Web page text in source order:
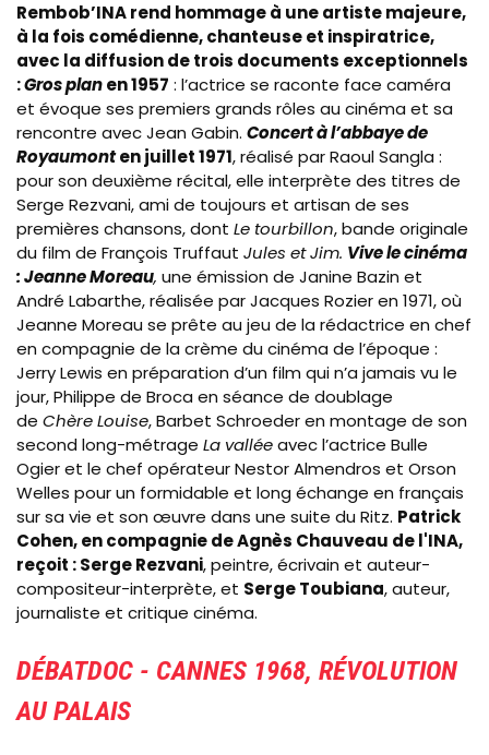
Rembob’INA rend hommage à une artiste majeure,
à la fois comédienne, chanteuse et inspiratrice,
avec la diffusion de trois documents exceptionnels
:Gros planen 1957 : l’actrice se raconte face caméra
et évoque ses premiers grands rôles au cinéma et sa
rencontre avec Jean Gabin. Concert à l’abbaye de
Royaumonten juillet 1971, réalisé par Raoul Sangla :
pour son deuxième récital, elle interprète des titres de
Serge Rezvani, ami de toujours et artisan de ses
premières chansons, dont Le tourbillon, bande originale
du film de François Truffaut Jules et Jim. Vive le cinéma
: Jeanne Moreau, une émission de Janine Bazin et
André Labarthe, réalisée par Jacques Rozier en 1971, où
Jeanne Moreau se prête au jeu de la rédactrice en chef
en compagnie de la crème du cinéma de l’époque :
Jerry Lewis en préparation d’un film qui n’a jamais vu le
jour, Philippe de Broca en séance de doublage
de Chère Louise, Barbet Schroeder en montage de son
second long-métrage La valléeavec l’actrice Bulle
Ogier et le chef opérateur Nestor Almendros et Orson
Welles pour un formidable et long échange en français
sur sa vie et son œuvre dans une suite du Ritz. Patrick
Cohen, en compagnie de Agnès Chauveau de l'INA,
reçoit : Serge Rezvani, peintre, écrivain et auteur-
compositeur-interprète, et Serge Toubiana, auteur,
journaliste et critique cinéma.
DÉBATDOC - CANNES 1968, RÉVOLUTION
AU PALAIS